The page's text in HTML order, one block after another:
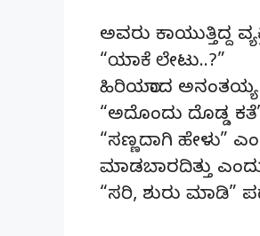
ಅವರು ಕಾಯುತ್ತಿದ್ದ
“ಯಾಕೆ ಲೇಟು..?”
ಹಿರಿಯರಾದ ಅನಂತಯ್ಯ
“ಅದೊಂದು ದೊಡ್ಡ
“ಸಣ್ಣದಾಗಿ ಹೇಳು”
ಮಾಡಬಾರದಿತ್ತು
“ಸರಿ, ಶುರು ಮಾಡಿ”